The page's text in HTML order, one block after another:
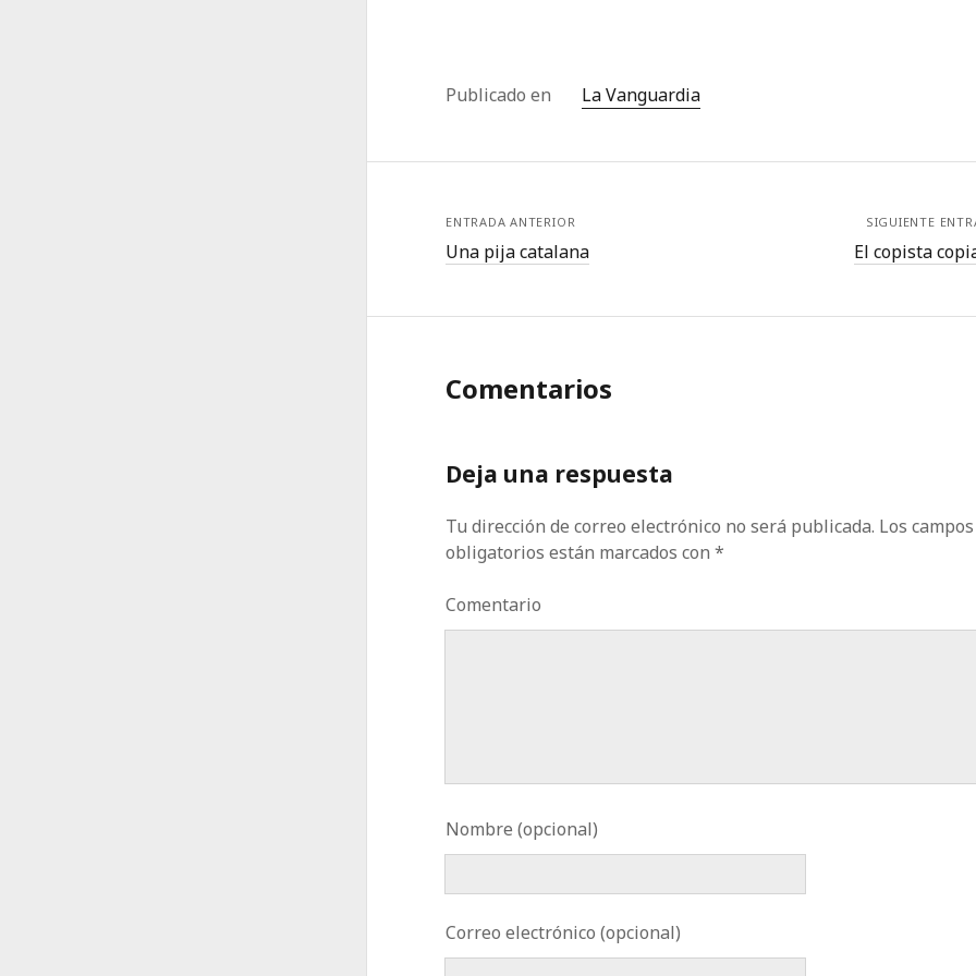
Publicado en La Vanguardia
ENTRADA ANTERIOR
Una pija catalana
SIGUIENTE
El copista
Comentarios
Deja una respuesta
Tu dirección de correo electrónico no será publicada. Los campos
obligatorios están marcados con*
Comentario
Nombre (opcional)
Correo electrónico (opcional)